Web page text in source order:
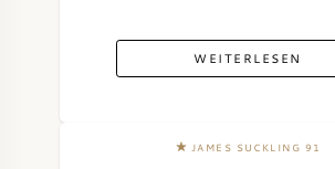
WEITERLESEN
JAMES SUCKLING 91